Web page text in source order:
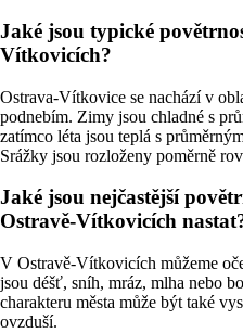
Jaké jsou typické
Vítkovicích?
Ostrava-Vítkovice se nachází v
podnebím. Zimy jsou chladné s
zatímco léta jsou teplá s
Srážky jsou rozloženy poměrně
Jaké jsou nejčastější
Ostravě-Vítkovicích
V Ostravě-Vítkovicích můžeme
jsou déšť, sníh, mráz, mlha nebo
charakteru města může být také
ovzduší.